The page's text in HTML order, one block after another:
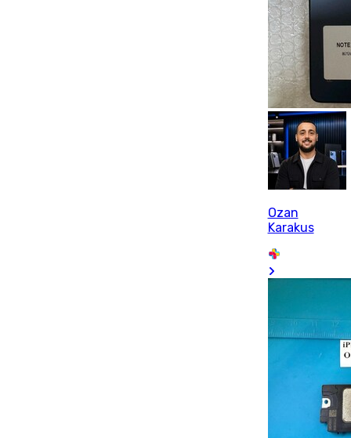
Ozan
Karakus